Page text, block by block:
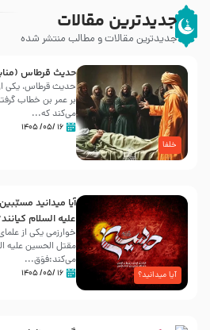
جدیدترین مقالات
جدیدترین مقالات و مطالب منتشر شده
خلفا
حدیث قرطاس
حدیث قرطاس، یکی
بر عمر بن خطاب
می‌کند که...
۱۶ /۰۵/ ۱۴۰۵
آیا میدانید؟
آیا میدانید
علیه ‌السلام
خوارزمی یکی از
مقتل الحسین علیه
می‌کند:فوَق...
۱۶ /۰۵/ ۱۴۰۵